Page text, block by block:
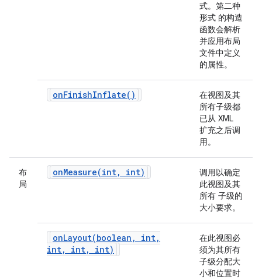
式。第二种
形式 的构造
函数会解析
并应用布局
文件中定义
的属性。
onFinishInflate( )
在视图及其
所有子级都
已从 XML
扩充之后调
用。
布
局
onMeasure(int, int)
调用以确定
此视图及其
所有 子级的
大小要求。
onLayout(boolean , int,
int, int, int)
在此视图必
须为其所有
子级分配大
小和位置时